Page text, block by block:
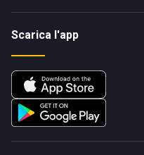
Scarica l'app